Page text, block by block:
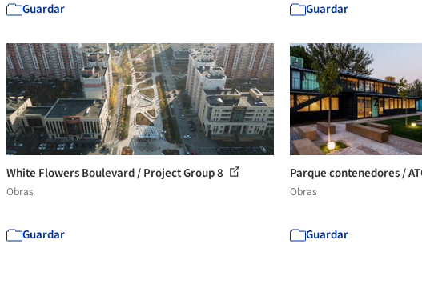
Guardar Guardar
White Flowers Boulevard / Project Group 8
Obras
Guardar
Parque contenedores /
Obras
Guardar